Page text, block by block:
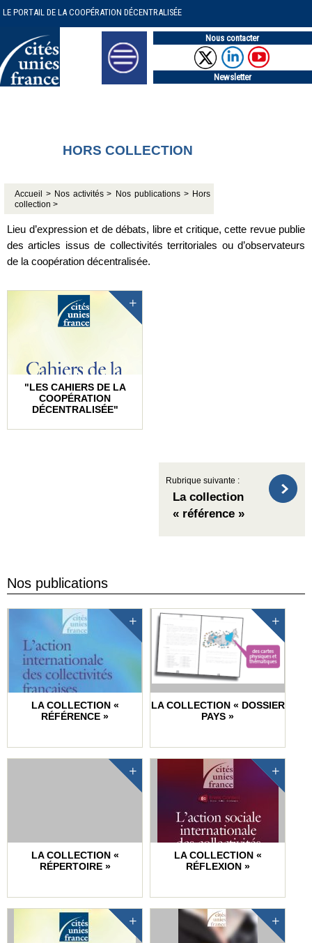
LE PORTAIL DE LA COOPÉRATION DÉCENTRALISÉE
Nous contacter
Newsletter
HORS COLLECTION
Accueil > Nos activités > Nos publications >
Hors
collection >
Lieu d’expression et de débats, libre et critique, cette revue publie
des articles issus de collectivités territoriales ou d’observateurs
de la coopération décentralisée.
"LES CAHIERS DE LA
COOPÉRATION
DÉCENTRALISÉE"
Rubrique suivante :
La collection
« référence »
Nos publications
LA COLLECTION «
RÉFÉRENCE »
LA COLLECTION « DOSSIER
PAYS »
LA COLLECTION «
RÉPERTOIRE »
LA COLLECTION «
RÉFLEXION »